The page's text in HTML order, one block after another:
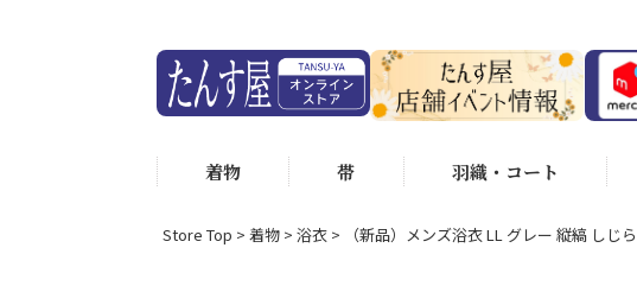
着物 帯 羽織・コート
Store Top 着物 浴衣 （新品）メンズ浴衣 LL グレー 縦縞 しじら